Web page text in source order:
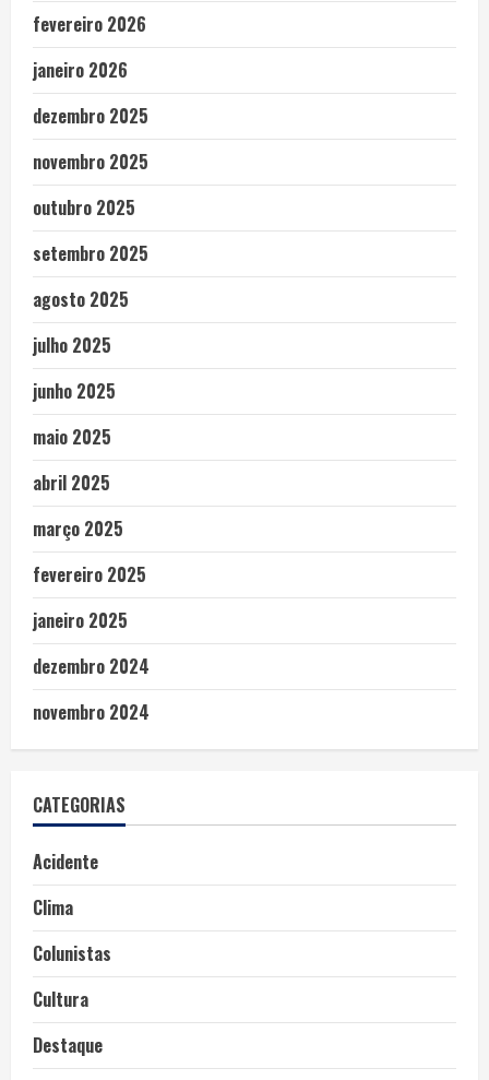
fevereiro 2026
janeiro 2026
dezembro 2025
novembro 2025
outubro 2025
setembro 2025
agosto 2025
julho 2025
junho 2025
maio 2025
abril 2025
março 2025
fevereiro 2025
janeiro 2025
dezembro 2024
novembro 2024
CATEGORIAS
Acidente
Clima
Colunistas
Cultura
Destaque